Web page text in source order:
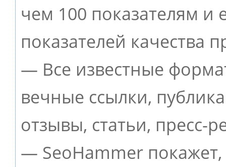
чем 100 показателям и
показателей качества
— Все известные
вечные ссылки,
отзывы, статьи, пресс-
— SeoHammer покажет,